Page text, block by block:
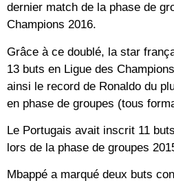
dernier match de la phase de
Champions 2016.
Grâce à ce doublé, la star
13 buts en Ligue des
ainsi le record de Ronaldo du
en phase de groupes (tous
Le Portugais avait inscrit 11
lors de la phase de groupes
Mbappé a marqué deux buts